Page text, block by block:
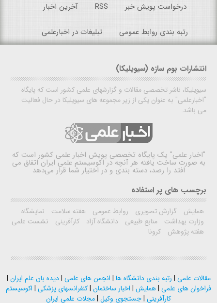
درخواست پویش خبر RSS آخرین اخبار
رتبه بندی روابط عمومی تبلیغات در اخبارعلمی
انتشارات بوم سازه (سیویلیکا)
سیویلیکا، ناشر تخصصی مقالات و گزارشهای علمی کشور است که پایگاه
"اخبارعلمی" به عنوان یکی از زیر مجموعه های سیویلیکا در حال فعالیت
می باشد.
"اخبار علمی" یک پایگاه تخصصی پویش اخبار علمی کشور است که
به صورت ساخت یافته هر آنچه در اکوسیستم علمی ایران اتفاق می
افتد را رصد، دسته بندی و در اختیار شما قرار می‌دهد
برچسب های پر استفاده
همایش گزارش تصویری روابط عمومی هفته سلامت
نمایشگاه
وزارت بهداشت
منابع طبیعی دانشگاه آزاد کارآفرینی
نشست علمی
هفته پژوهش
کرونا
مقالات علمی | رتبه بندی دانشگاه ها | انجمن های علمی |دیده بان علم ایران |
فراخوان های علمی |همایش | اخبار ساختمان |کنفرانسهای پزشکی | اکوسیستم
کارآفرینی |جستجوی وکیل |مجلات علمی ایران